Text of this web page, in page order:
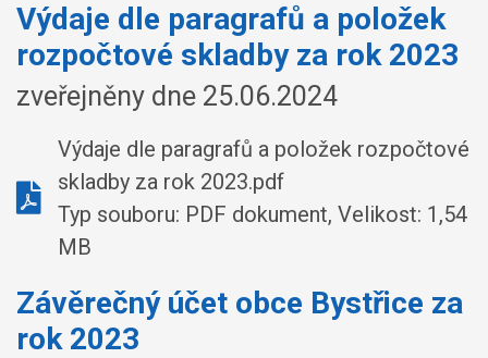
Výdaje dle paragrafů a položek
rozpočtové skladby za rok 2023
zveřejněny dne 25.06.2024
Výdaje dle paragrafů a položek rozpočtové
skladby za rok 2023.pdf
Typ souboru: PDF dokument, Velikost: 1,54
MB
Závěrečný účet obce Bystřice za
rok 2023